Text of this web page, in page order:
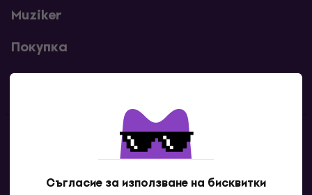
Съгласие за използване на бисквитки
Muziker
Покупка
Полезни линкове
Контакти